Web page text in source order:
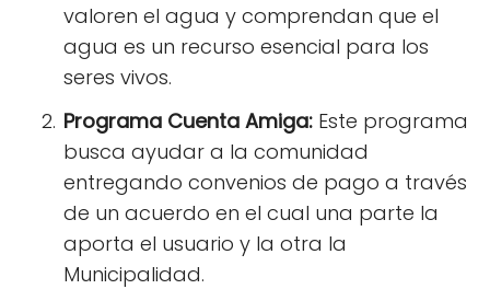
valoren el agua y comprendan que el
agua es un recurso esencial para los
seres vivos.
Programa Cuenta Amiga: Este programa
busca ayudar a la comunidad
entregando convenios de pago a través
de un acuerdo en el cual una parte la
aporta el usuario y la otra la
Municipalidad.